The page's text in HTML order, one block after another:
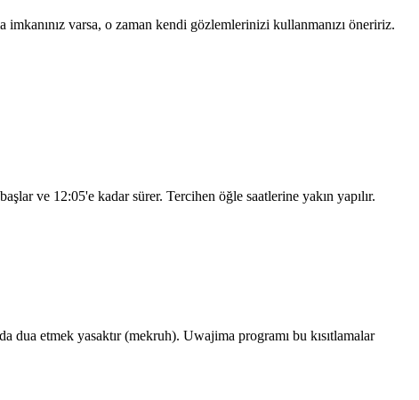
varsa, o zaman kendi gözlemlerinizi kullanmanızı öneririz.
ve 12:05'e kadar sürer. Tercihen öğle saatlerine yakın yapılır.
dua etmek yasaktır (mekruh). Uwajima programı bu kısıtlamalar